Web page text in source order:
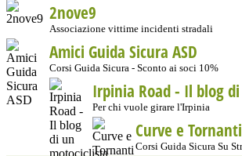
2nove9
Associazione vittime incidenti stradali
Amici Guida Sicura ASD
Corsi Guida Sicura - Sconto ai soci 10%
Irpinia Road - Il blog
Per chi vuole girare l'Irpinia
Curve e
Corsi Guida Sicura Su